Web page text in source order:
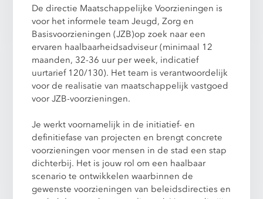
De directie Maatschappelijke Voorzieningen is
voor het informele team Jeugd, Zorg en
Basisvoorzieningen (JZB)op zoek naar een
ervaren haalbaarheidsadviseur (minimaal 12
maanden, 32-36 uur per week, indicatief
uurtarief 120/130). Het team is verantwoordelijk
voor de realisatie van maatschappelijk vastgoed
voor JZB-voorzieningen.
Je werkt voornamelijk in de initiatief- en
definitiefase van projecten en brengt concrete
voorzieningen voor mensen in de stad een stap
dichterbij. Het is jouw rol om een haalbaar
scenario te ontwikkelen waarbinnen de
gewenste voorzieningen van beleidsdirecties en